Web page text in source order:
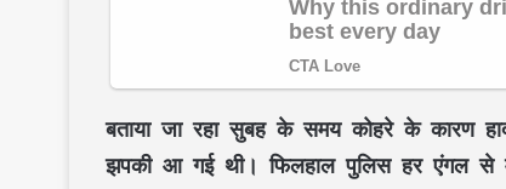
बताया जा रहा सुबह के समय कोहरे के कारण
झपकी आ गई थी। फिलहाल पुलिस हर एंगल से